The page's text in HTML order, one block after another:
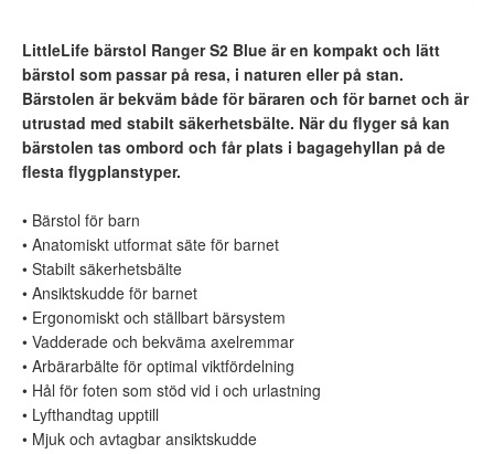
LittleLife bärstol Ranger S2 Blue är en kompakt och lätt
bärstol som passar på resa, i naturen eller på stan.
Bärstolen är bekväm både för bäraren och för barnet och är
utrustad med stabilt säkerhetsbälte. När du flyger så kan
bärstolen tas ombord och får plats i bagagehyllan på de
flesta flygplanstyper.
• Bärstol för barn
• Anatomiskt utformat säte för barnet
• Stabilt säkerhetsbälte
• Ansiktskudde för barnet
• Ergonomiskt och ställbart bärsystem
• Vadderade och bekväma axelremmar
• Arbärarbälte för optimal viktfördelning
• Hål för foten som stöd vid i och urlastning
• Lyfthandtag upptill
• Mjuk och avtagbar ansiktskudde